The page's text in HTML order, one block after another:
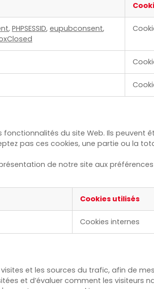
, PHPSESSID, eupubconsent,
du site Web. Ils peuvent
pas ces cookies, une partie ou la
de notre site aux
Cookies utilisés
Cookies internes
et les sources du trafic, afin de
et d’évaluer comment les visiteurs